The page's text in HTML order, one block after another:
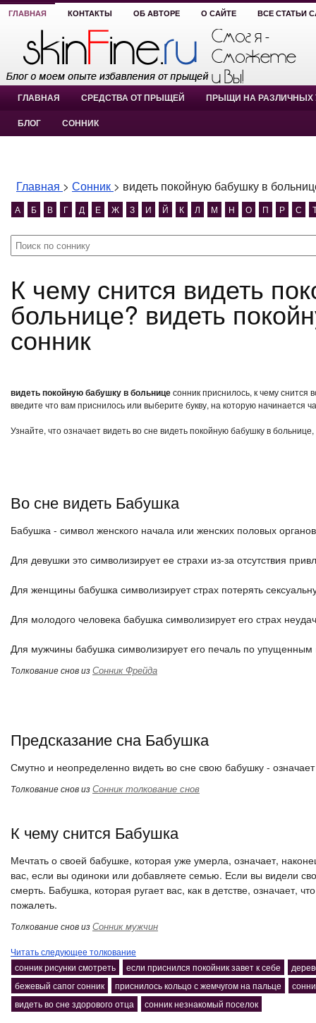
ГЛАВНАЯ КОНТАКТЫ ОБ АВТОРЕ О САЙТЕ ВСЕ СТАТЬИ
ГЛАВНАЯ СРЕДСТВА ОТ ПРЫЩЕЙ ПРЫЩИ НА РАЗЛИЧНЫХ
БЛОГ СОННИК
Главная > Сонник > видеть покойную бабушку в
А Б В Г Д Е Ж З И Й К Л М Н О П Р С
К чему снится видеть покойную бабушку в
больнице? видеть
сонник
видеть покойную бабушку в больницесонник приснилось, к чему
введите что вам приснилось или выберите букву, на которую начинается
Узнайте, что означает видеть во сне видеть покойную бабушку в
Во сне видеть Бабушка
Бабушка - символ женского начала или женских половых
Для девушки это символизирует ее страхи из-за отсутствия
Для женщины бабушка символизирует страх потерять
Для молодого человека бабушка символизирует его страх
Для мужчины бабушка символизирует его печаль по упущенным
Толкование снов изСонник Фрейда
Предсказание сна Бабушка
Смутно и неопределенно видеть во сне свою бабушку -
Толкование снов изСонник толкование снов
К чему снится Бабушка
Мечтать о своей бабушке, которая уже умерла, означает,
вас, если вы одиноки или добавляете семью. Если вы видели
смерть. Бабушка, которая ругает вас, как в детстве, означает,
пожалеть.
Толкование снов изСонник мужчин
Читать следующее толкование
сонник рисунки смотреть
если приснился покойник завет к себе
бежевый сапог сонник
приснилось кольцо с жемчугом на пальце
видеть во сне здорового отца
сонник незнакомый поселок